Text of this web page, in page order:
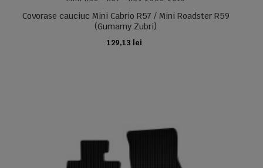
Covorase cauciuc Mini Cabrio R57 / Mini Roadster R59
(Gumarny Zubri)
129,13 lei
ADAUGA IN COS